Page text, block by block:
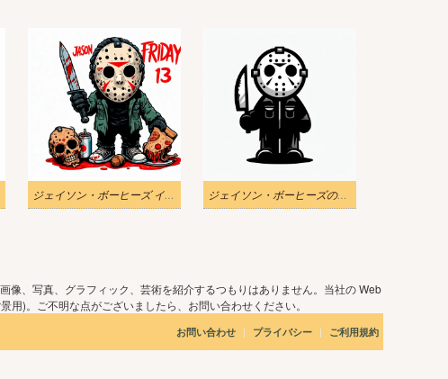
ジェイソン・ボーヒーズ イラスト 無料画像 ジェイソン・ボーヒーズのイラスト画像 2
、写真、グラフィック、芸術を紹介するつもりはありません。当社の Web
)。ご不明な点がございましたら、お問い合わせください。
お問い合わせ | プライバシー | ご利用規約